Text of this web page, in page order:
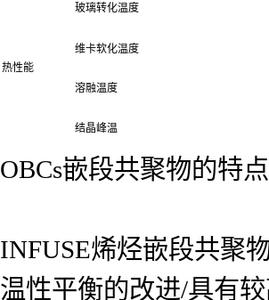
热性能
玻璃转化温度
维卡软化温度
溶融温度
结晶峰温
OBCs嵌段共聚物的特点
INFUSE烯烃嵌段共聚
温性平衡的改进/具有